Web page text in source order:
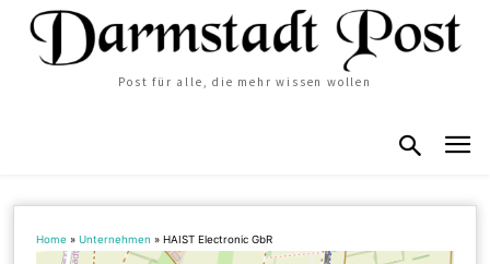
Post für alle, die mehr wissen wollen
Home »Unternehmen »HAIST Electronic GbR